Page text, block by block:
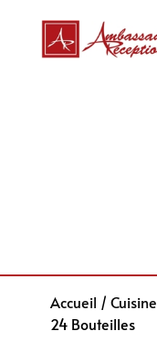
Accueil / Cuisine
24 Bouteilles